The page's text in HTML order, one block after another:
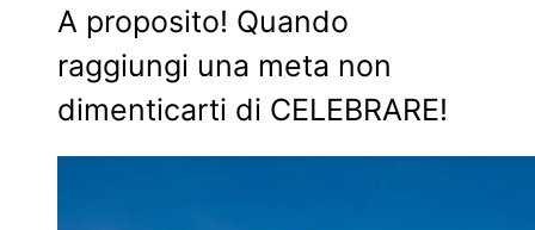
A proposito! Quando
raggiungi una meta non
dimenticarti di CELEBRARE!